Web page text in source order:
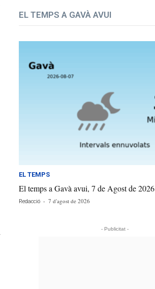
EL TEMPS A GAVÀ AVUI
EL TEMPS
El temps a Gavà avui, 7 de Agost de 2026
Redacció - 7 d'agost de 2026
- Publicitat -